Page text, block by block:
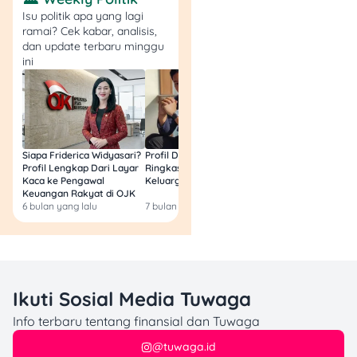
apabila tertanggung nggak
bisa lagi bekerja.
Sedangkan cakupan
manfaat asuransi
kesehatan bisa digunakan
terus-menerus selama
tertanggung membayar
polis asuransi.
Meski asuransi kesehatan
lebih murah, tapi faktor
yang mempengaruhi harga
premi kedua asuransi ini
sama yakni usia, kondisi
hidup.
4. Penerima Manfaat
Isu politik apa yang lagi
ramai? Cek kabar, analisis,
dan update terbaru minggu
ini
Siapa Friderica Widyasari?
Profil Lengkap Dari Layar
Kaca ke Pengawal
Keuangan Rakyat di OJK
6 bulan yang lalu
Profil Darma Mangkuluhur:
Ringkas Latar Belakang
Keluarga dan Bisnisnya
7 bulan yang lalu
Ikuti Sosial Media Tuwaga
Info terbaru tentang finansial dan Tuwaga
@tuwaga.id